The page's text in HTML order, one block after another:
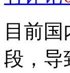
目前
段，导